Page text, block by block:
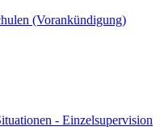
(Vorankündigung)
- Einzelsupervision